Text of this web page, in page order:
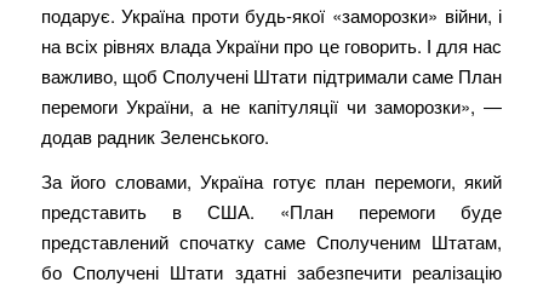
подарує. Україна проти будь-якої «заморозки» війни, і
на всіх рівнях влада України про це говорить. І для нас
важливо, щоб Сполучені Штати підтримали саме План
перемоги України, а не капітуляції чи заморозки», —
додав радник Зеленського.
За його словами, Україна готує план перемоги, який
представить в США. «План перемоги буде
представлений спочатку саме Сполученим Штатам,
бо Сполучені Штати здатні забезпечити реалізацію